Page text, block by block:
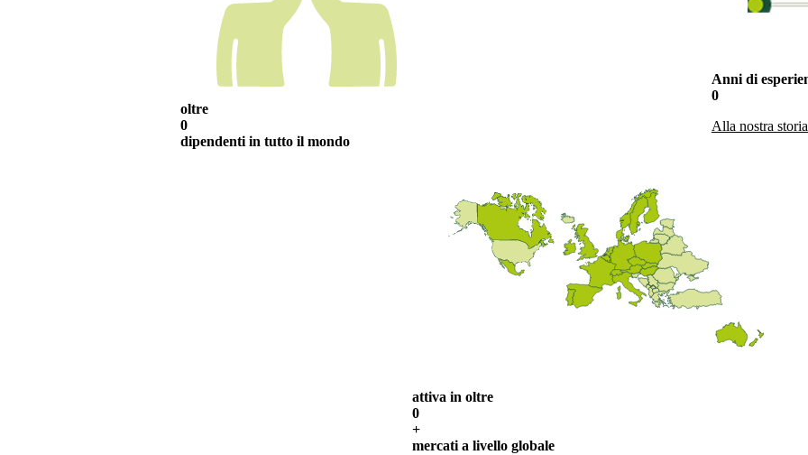
oltre
0
dipendenti in tutto il mondo
Anni di
0
Alla nostra storia
attiva in oltre
0
+
mercati a livello globale